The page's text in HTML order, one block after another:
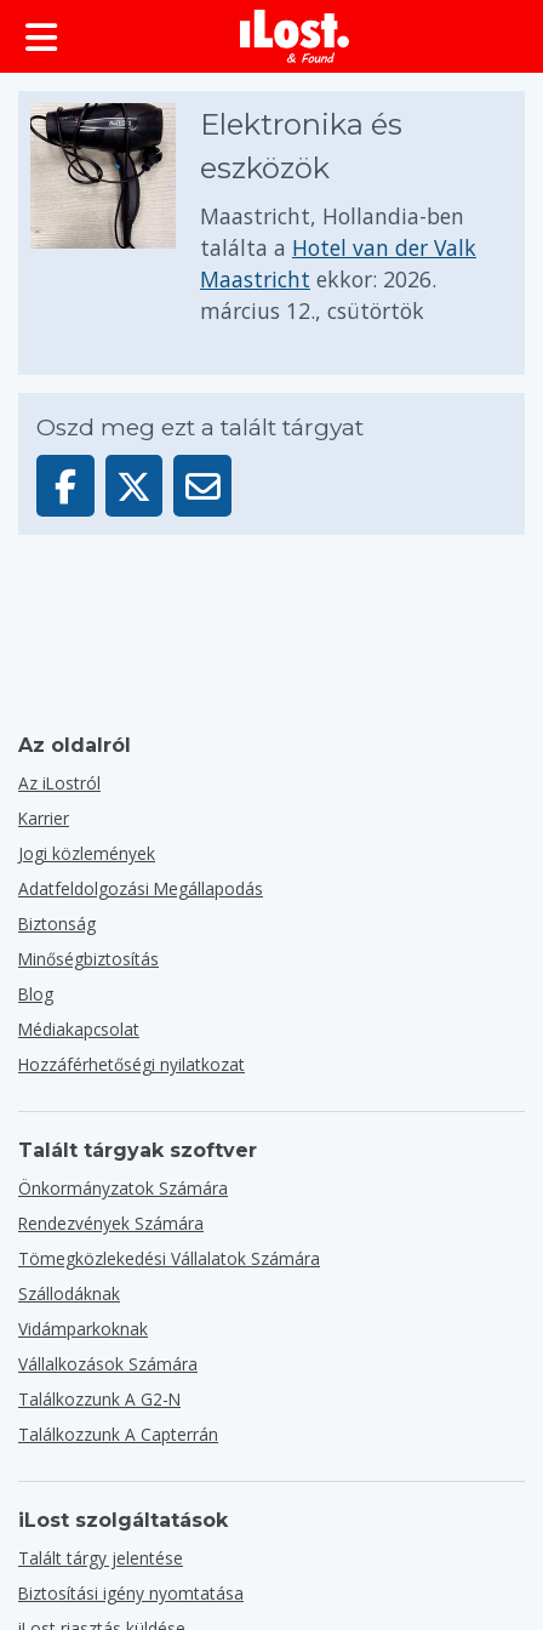
Elektronika és
eszközök
Maastricht, Hollandia-ben
találta a Hotel van der Valk
Maastricht ekkor: 2026.
március 12., csütörtök
Oszd meg ezt a talált tárgyat
Az oldalról
Az iLostról
Karrier
Jogi közlemények
Adatfeldolgozási Megállapodás
Biztonság
Minőségbiztosítás
Blog
Médiakapcsolat
Hozzáférhetőségi nyilatkozat
Talált tárgyak szoftver
Önkormányzatok Számára
Rendezvények Számára
Tömegközlekedési Vállalatok Számára
Szállodáknak
Vidámparkoknak
Vállalkozások Számára
Találkozzunk A G2-N
Találkozzunk A Capterrán
iLost szolgáltatások
Talált tárgy jelentése
Biztosítási igény nyomtatása